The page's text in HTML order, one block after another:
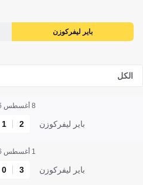
باير ليفركوزن
الكل
8 أغسطس 2026
باير ليفركوزن 2
1
1 أغسطس 2026
باير ليفركوزن 3
0